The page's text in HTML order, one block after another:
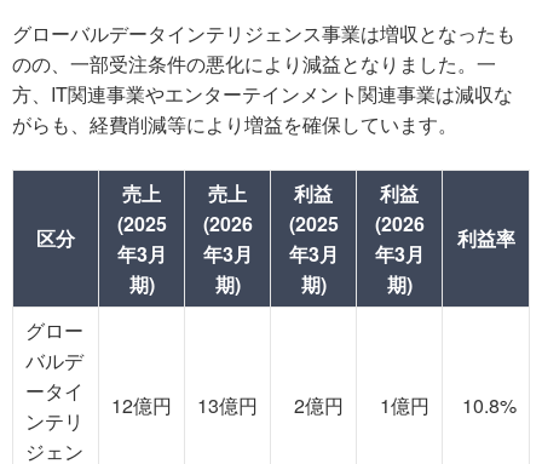
グローバルデータインテリジェンス事業は増収となったも
のの、一部受注条件の悪化により減益となりました。一
方、IT関連事業やエンターテインメント関連事業は減収な
がらも、経費削減等により増益を確保しています。
区分
売上
(2025
年3月
期)
売上
(2026
年3月
期)
利益
(2025
年3月
期)
利益
(2026
年3月
期)
利益率
グロー
バルデ
ータイ
ンテリ
ジェン
12億円 13億円 2億円 1億円 10.8%